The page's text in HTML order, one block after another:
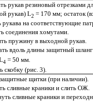
рукав резиновый отрезками
рукав)L2 = 170 мм; остаток
рукава на соответствующие
соединения хомутами.
пружину в выходной рукав.
вдоль длины защитный
4 = 50 мм.
скобку (рис. 3).
щитки (при наличии).
сливные краники и слить ОЖ.
сливные краники и